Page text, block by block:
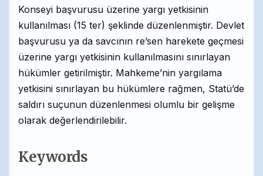
Konseyi başvurusu üzerine yargı yetkisinin
kullanılması (15 ter) şeklinde düzenlenmiştir. Devlet
başvurusu ya da savcının re’sen harekete geçmesi
üzerine yargı yetkisinin kullanılmasını sınırlayan
hükümler getirilmiştir. Mahkeme’nin yargılama
yetkisini sınırlayan bu hükümlere rağmen, Statü’de
saldırı suçunun düzenlenmesi olumlu bir gelişme
olarak değerlendirilebilir.
Keywords